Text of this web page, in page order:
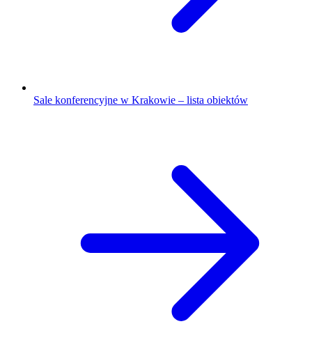
Sale konferencyjne w Krakowie – lista obiektów